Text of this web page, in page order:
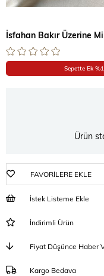
İsfahan Bakır Üzerine
Sepette Ek
Ürün
FAVORILERE EKLE
İstek Listeme Ekle
İndirimli Ürün
Fiyat Düşünce Haber
Kargo Bedava